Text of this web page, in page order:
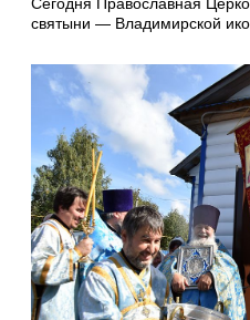
святыни — Владимирской